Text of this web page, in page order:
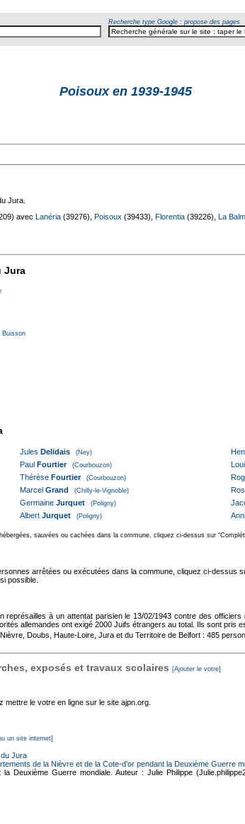
Recherche type Google : propose des pages
Poisoux en 1939-1945
Jura.
avec Lanéria (39276), Poisoux (39433), Florentia (39226), La
Jura
Buisson
Jules Delidais (Ney)
Paul Fourtier (Courbouzon)
Thérèse Fourtier (Courbouzon)
Marcel Grand (Chilly-le-Vignoble)
Germaine Jurquet (Poligny)
Albert Jurquet (Poligny)
sauvées ou cachées dans la commune, cliquez ci-dessus sur
arrêtées ou exécutées dans la commune, cliquez ci-dessus
possible.
représailles à un attentat parisien le 13/02/1943 contre des
allemandes ont exigé 2000 Juifs étrangers au total. Ils sont pris
Doubs, Haute-Loire, Jura et du Territoire de Belfort : 485
exposés et travaux scolaires [Ajouter le votre]
le votre en ligne sur le site ajpn.org.
un site internet]
Jura
de la Nièvre et de la Cote-d'or pendant la Deuxième Guerre
Deuxième Guerre mondiale. Auteur : Julie Philippe